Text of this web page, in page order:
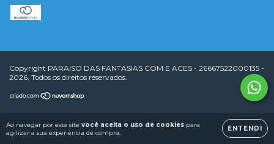
Ao navegar por este site você aceita o uso de cookies para
agilizar a sua experiência de compra.
ENTENDI
Copyright PARAISO DAS FANTASIAS COM E ACES - 26667522000135 -
2026. Todos os direitos reservados.